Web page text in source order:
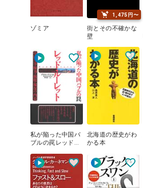
ゾミア
1,475円〜
街とその不確かな
壁
私が陥った中国バ
ブルの罠レッド・
北海道の歴史がわ
かる本